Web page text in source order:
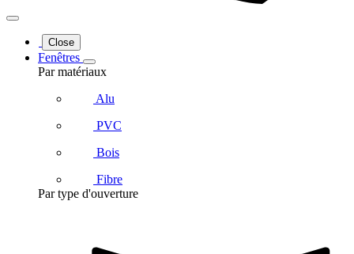
Close
Fenêtres
Par matériaux
Alu
PVC
Bois
Fibre
Par type d'ouverture